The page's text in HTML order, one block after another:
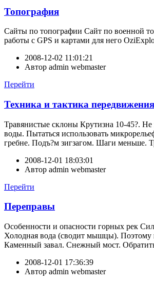
Топография
Сайты по топографии Сайт по военной
работы с GPS и картами для него
2008-12-02 11:01:21
Автор admin webmaster
Перейти
Техника и тактика
Травянистые склоны Крутизна 10-45?. Не
воды. Пытаться использовать
гребне. Подъ?м зигзагом. Шаги меньше.
2008-12-01 18:03:01
Автор admin webmaster
Перейти
Переправы
Особенности и опасности горных рек
Холодная вода (сводит мышцы). Поэтому
Каменный завал. Снежный мост.
2008-12-01 17:36:39
Автор admin webmaster